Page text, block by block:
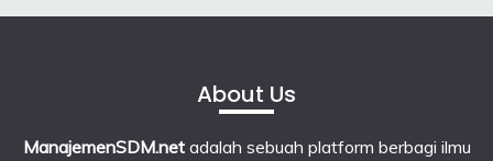
About Us
ManajemenSDM.netadalah sebuah platform berbagi ilmu